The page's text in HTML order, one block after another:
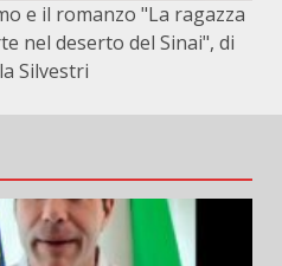
e il romanzo "La ragazza
nel deserto del Sinai", di
Silvestri